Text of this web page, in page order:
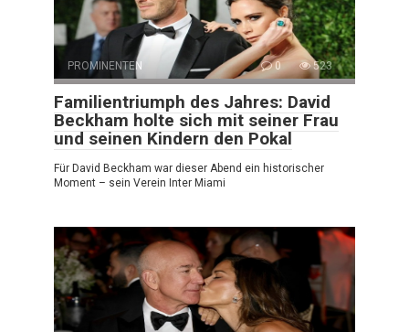
PROMINENTEN 0 523
Familientriumph des Jahres: David
Beckham holte sich mit seiner Frau
und seinen Kindern den Pokal
Für David Beckham war dieser Abend ein historischer
Moment – sein Verein Inter Miami